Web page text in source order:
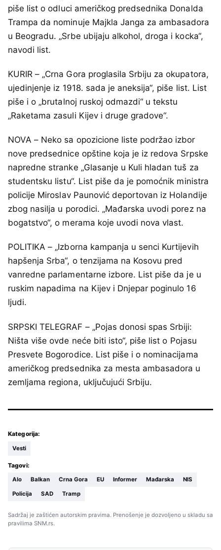
piše list o odluci američkog predsednika Donalda
Trampa da nominuje Majkla Janga za ambasadora
u Beogradu. „Srbe ubijaju alkohol, droga i kocka“,
navodi list.
KURIR – „Crna Gora proglasila Srbiju za okupatora,
ujedinjenje iz 1918. sada je aneksija“, piše list. List
piše i o „brutalnoj ruskoj odmazdi“ u tekstu
„Raketama zasuli Kijev i druge gradove“.
NOVA – Neko sa opozicione liste podržao izbor
nove predsednice opštine koja je iz redova Srpske
napredne stranke „Glasanje u Kuli hladan tuš za
studentsku listu“. List piše da je pomoćnik ministra
policije Miroslav Paunović deportovan iz Holandije
zbog nasilja u porodici. „Mađarska uvodi porez na
bogatstvo“, o merama koje uvodi nova vlast.
POLITIKA – „Izborna kampanja u senci Kurtijevih
hapšenja Srba“, o tenzijama na Kosovu pred
vanredne parlamentarne izbore. List piše da je u
ruskim napadima na Kijev i Dnjepar poginulo 16
ljudi.
SRPSKI TELEGRAF – „Pojas donosi spas Srbiji:
Ništa više ovde neće biti isto“, piše list o Pojasu
Presvete Bogorodice. List piše i o nominacijama
američkog predsednika za mesta ambasadora u
zemljama regiona, uključujući Srbiju.
Kategorija:
Vesti
Tagovi:
Alo Balkan Crna Gora EU Informer Mađarska NIS
Policija SAD Tramp
Sadržaj je zaštićen autorskim pravima. Prenošenje je dozvoljeno u skladu sa
pravilima SNM.rs.